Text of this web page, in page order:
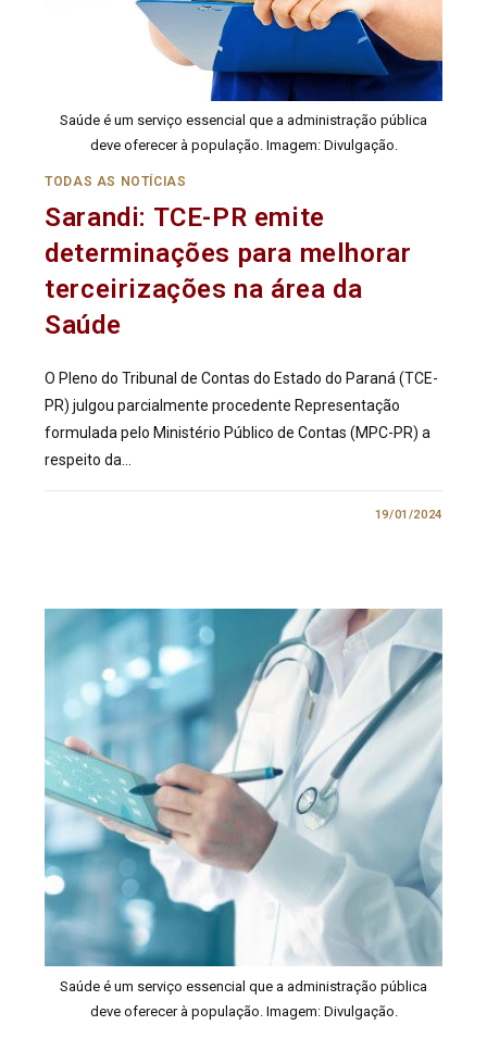
Saúde é um serviço essencial que a administração pública
deve oferecer à população. Imagem: Divulgação.
TODAS AS NOTÍCIAS
Sarandi: TCE-PR emite
determinações para melhorar
terceirizações na área da
Saúde
O Pleno do Tribunal de Contas do Estado do Paraná (TCE-
PR) julgou parcialmente procedente Representação
formulada pelo Ministério Público de Contas (MPC-PR) a
respeito da…
19/01/2024
Saúde é um serviço essencial que a administração pública
deve oferecer à população. Imagem: Divulgação.